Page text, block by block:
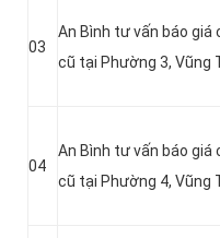
03
An Bình tư vấn báo giá
cũ tại Phường 3, Vũng
04
An Bình tư vấn báo giá
cũ tại Phường 4, Vũng